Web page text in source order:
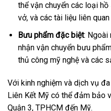
thể vận chuyển các loại
vở, và các tài liệu liên
Bưu phẩm đặc biệt: Ngoài
nhận vận chuyển bưu
thủ công mỹ nghệ và các
Với kinh nghiệm và dịch vụ
Liên Kết Mỹ có thể đảm bảo
Quận 3, TPHCM đến Mỹ.